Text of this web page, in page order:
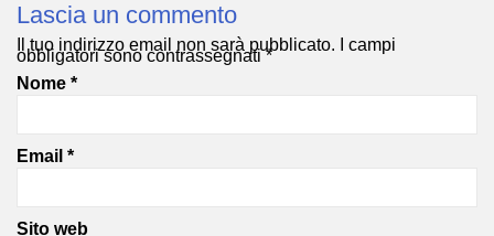
Lascia un commento
Il tuo indirizzo email non sarà pubblicato. I campi
obbligatori sono contrassegnati*
Nome *
Email *
Sito web